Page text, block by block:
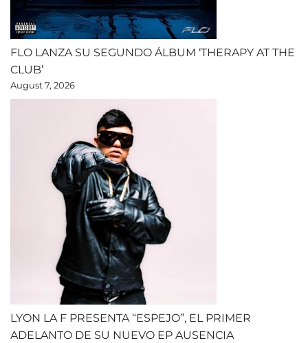
FLO LANZA SU SEGUNDO ÁLBUM ‘THERAPY AT THE
CLUB’
August 7, 2026
LYON LA F PRESENTA “ESPEJO”, EL PRIMER
ADELANTO DE SU NUEVO EP AUSENCIA